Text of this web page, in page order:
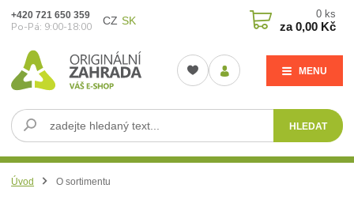
CZ SK
MENU
HLEDAT
+420 721 650 359
Po-Pá: 9:00-18:00
0 ks
za0,00 Kč
Úvod O sortimentu